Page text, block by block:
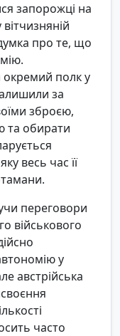
запорожці на
думка про те, що
полк у
за
зброєю,
та обирати
весь час її
переговори
військового
у
австрійська
часто